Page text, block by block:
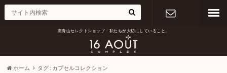
南青山セレクトショップ – 私たちが大切にしていること。
ホーム タグ : カプセルコレクション